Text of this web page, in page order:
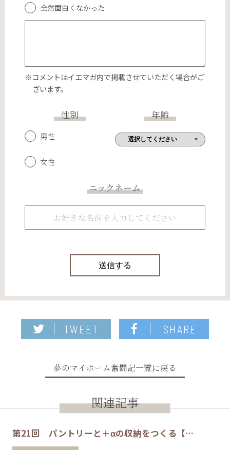
全然面白くなかった
※コメントはイエマガ内で掲載させていただく場合がご
ざいます。
性別
男性
女性
年齢
ニックネーム
TWEET SHARE
夢のマイホーム奮闘記一覧に戻る
関連記事
第21回 パントリーと＋αの収納をつくる【…